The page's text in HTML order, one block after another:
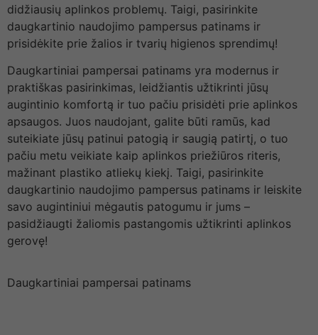
didžiausių aplinkos problemų. Taigi, pasirinkite
daugkartinio naudojimo pampersus patinams ir
prisidėkite prie žalios ir tvarių higienos sprendimų!
Daugkartiniai pampersai patinams yra modernus ir
praktiškas pasirinkimas, leidžiantis užtikrinti jūsų
augintinio komfortą ir tuo pačiu prisidėti prie aplinkos
apsaugos. Juos naudojant, galite būti ramūs, kad
suteikiate jūsų patinui patogią ir saugią patirtį, o tuo
pačiu metu veikiate kaip aplinkos priežiūros riteris,
mažinant plastiko atliekų kiekį. Taigi, pasirinkite
daugkartinio naudojimo pampersus patinams ir leiskite
savo augintiniui mėgautis patogumu ir jums –
pasidžiaugti žaliomis pastangomis užtikrinti aplinkos
gerovę!
Daugkartiniai pampersai patinams